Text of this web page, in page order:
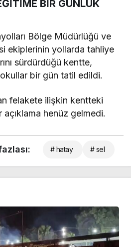
BİR GÜNLÜK
Bölge Müdürlüğü ve
ekiplerinin yollarda tahliye
sürdürdüğü kentte,
bir gün tatil edildi.
felakete ilişkin kentteki
henüz gelmedi.
# hatay # sel